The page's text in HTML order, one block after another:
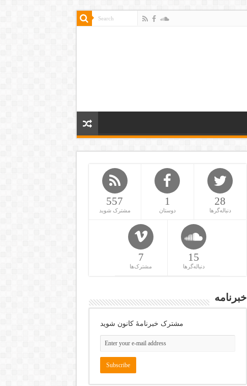
557
مشترک شوید
1
دوستان
28
دنباله‌گرها
7
مشترک‌ها
15
دنباله‌گرها
خبرنامه
مشترک خبرنامهٔ کانون شوید